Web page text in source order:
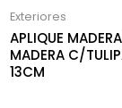
Exteriores
APLIQUE
MADERA C/
13CM